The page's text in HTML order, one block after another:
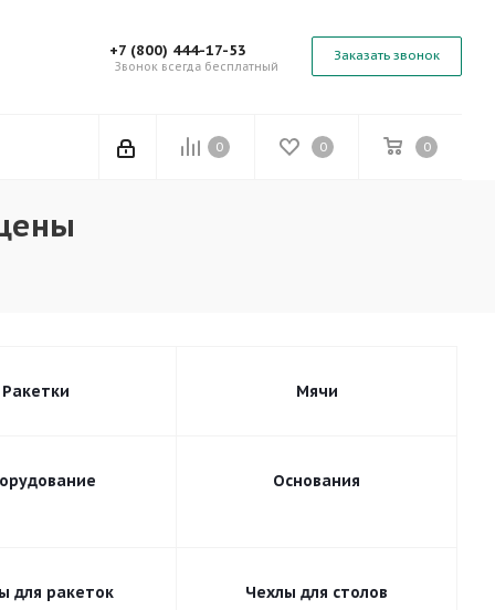
+7 (800) 444-17-53
Звонок всегда бесплатный
Заказать звонок
0 0 0
Ракетки Мячи
Основания
для ракеток Чехлы для столов